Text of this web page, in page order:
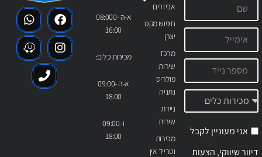
אביזרים
חיפוש מקט
יצרן
מרכז
שירות
פולריס
נתניה
ניידת
שירות
מכירות
וטרייד אין
א-ה 08:000-
16:00
מכירות כלים:
א-ה 09:00-
18:00
ו 09:00-
18:00
אני מעוניין לקבל
דיוור שיווקי, הצעות